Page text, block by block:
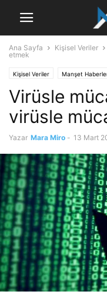
Ana Sayfa Kişisel Veriler
etmek
Kişisel Veriler Manşet
Virüsle
virüsle
Yazar Mara Miro - 13 Mart